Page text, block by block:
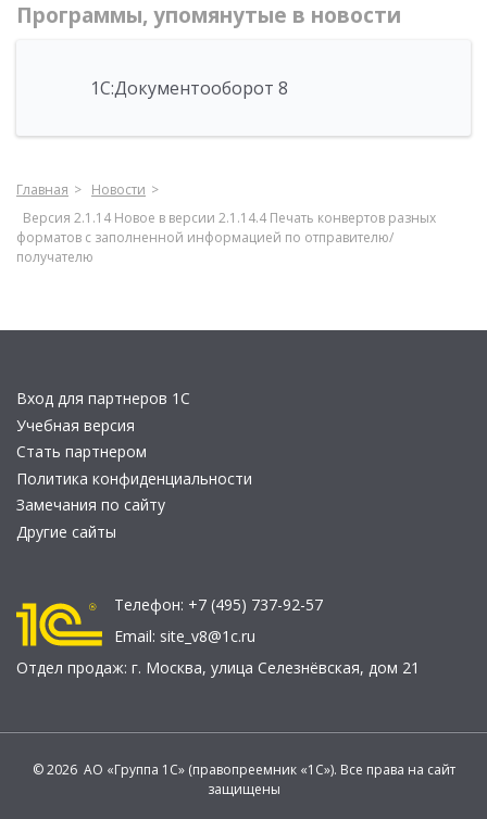
Программы, упомянутые в новости
1С:Документооборот 8
Главная
Новости
Версия 2.1.14 Новое в версии 2.1.14.4 Печать конвертов разных
форматов с заполненной информацией по отправителю/
получателю
Вход для партнеров 1С
Учебная версия
Стать партнером
Политика конфиденциальности
Замечания по сайту
Другие сайты
Телефон: +7 (495) 737-92-57
Email: site_v8@1c.ru
Отдел продаж: г. Москва, улица Селезнёвская, дом 21
© 2026 АО «Группа 1С» (правопреемник «1С»). Все права на сайт
защищены